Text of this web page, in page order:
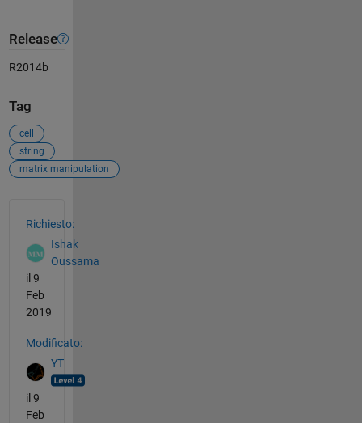
Release
R2014b
Tag
cell
string
matrix manipulation
Richiesto:
Ishak
Oussama
il 9
Feb
2019
Modificato:
YT
il 9
Feb